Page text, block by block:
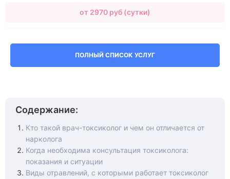
от 2970 руб (сутки)
ПОЛНЫЙ СПИСОК УСЛУГ
Содержание:
Кто такой врач-токсиколог и чем он отличается от
нарколога
Когда необходима консультация токсиколога:
показания и ситуации
Виды отравлений, с которыми работает токсиколог